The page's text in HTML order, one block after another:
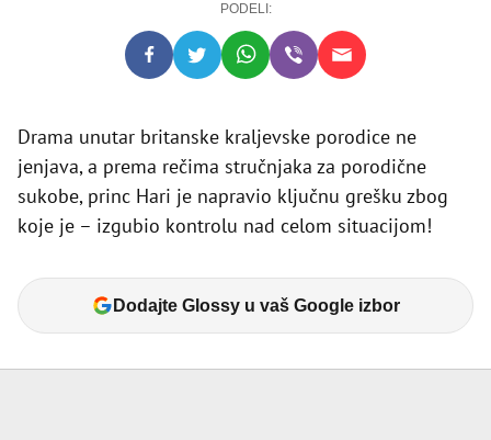
PODELI:
Drama unutar britanske kraljevske porodice ne
jenjava, a prema rečima stručnjaka za porodične
sukobe, princ Hari je napravio ključnu grešku zbog
koje je – izgubio kontrolu nad celom situacijom!
Dodajte Glossy u vaš Google izbor